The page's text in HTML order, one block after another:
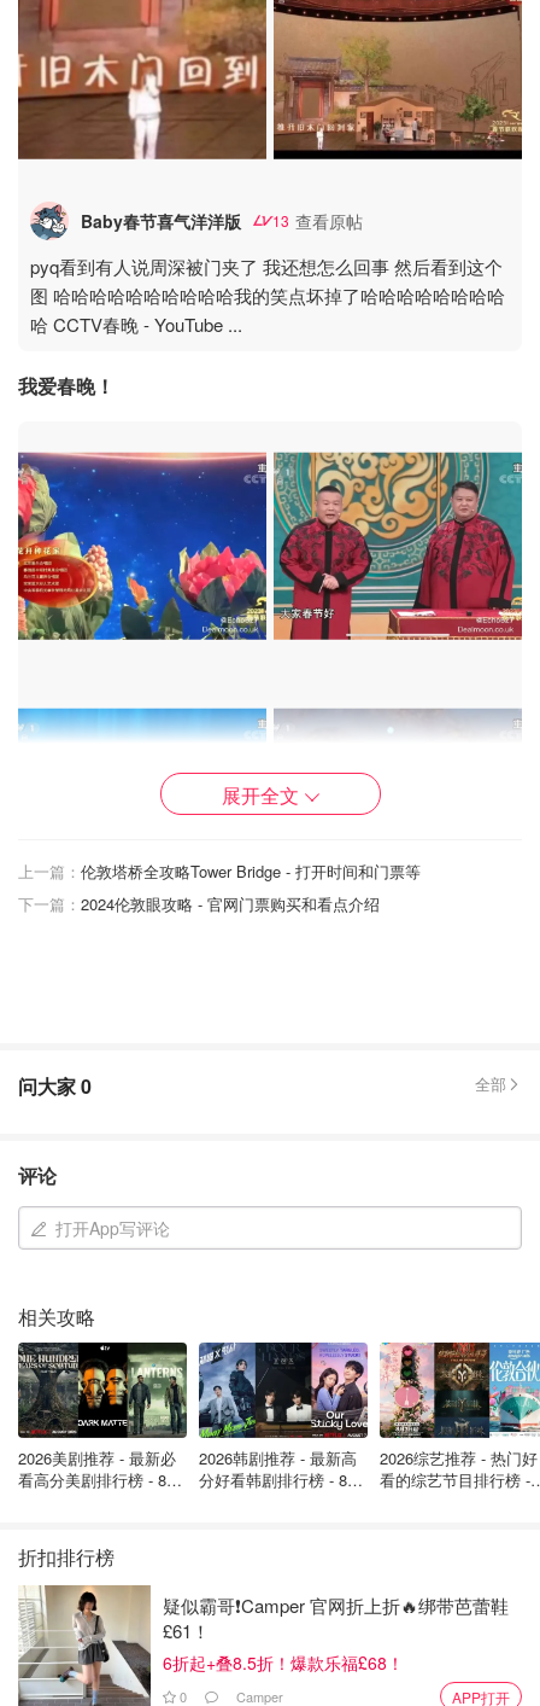
Baby春节喜气洋洋版 13 查看原帖
pyq看到有人说周深被门夹了 我还想怎么回事 然后看到这个
图 哈哈哈哈哈哈哈哈哈哈我的笑点坏掉了哈哈哈哈哈哈哈哈
哈 CCTV春晚 - YouTube ...
我爱春晚！
很不错的，几个舞蹈、歌曲都让我记忆犹新。语言类节目差
难，所以不必太认真跟着随便笑笑就好了，想看讽刺的的有
脱口秀、奇葩说；搞笑的有一年一度喜剧大赛，何必强求一
个晚会的小品相声呢～
Baby春节喜气洋洋版 13 查看原帖
CCTV春晚 - YouTube 哈哈哈这个配色绝了 今年还没吃螃
蟹?… 希望君君出一期在英国在哪里可以吃到螃蟹窝...
展开全文
上一篇： 伦敦塔桥全攻略Tower Bridge - 打开时间和门票等
下一篇： 2024伦敦眼攻略 - 官网门票购买和看点介绍
问大家0 全部
评论
打开App写评论
相关攻略
2026美剧推荐 - 最新必
看高分美剧排行榜 - 8月
2026韩剧推荐 - 最新高
分好看韩剧排行榜 - 8月
2026综艺推荐 - 热门好
看的综艺节目排行榜 -
折扣排行榜
疑似霸哥❗️Camper 官网折上折🔥绑带芭蕾鞋
£61！
6折起+叠8.5折！爆款乐福£68！
0 Camper APP打开